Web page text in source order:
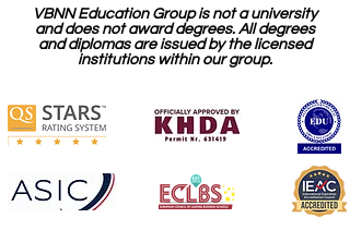
VBNN Education Group is not a university
and does not award degrees. All degrees
and diplomas are issued by the licensed
institutions within our group.